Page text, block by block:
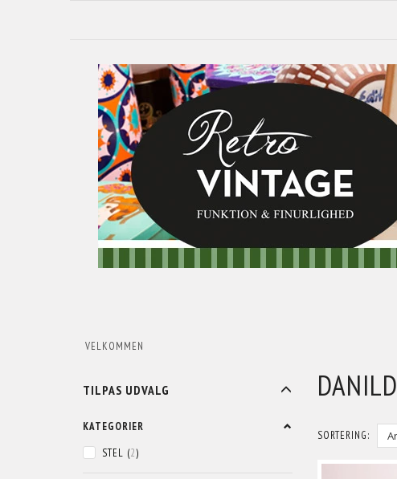
VELKOMMEN
TILPAS UDVALG
SKIFTE
KATEGORIER
STEL (2)
DANILD
SORTERING: